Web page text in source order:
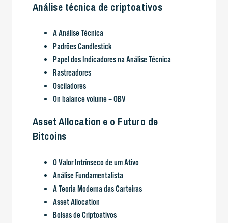
Análise técnica de criptoativos
A Análise Técnica
Padrões Candlestick
Papel dos Indicadores na Análise Técnica
Rastreadores
Osciladores
On balance volume – OBV
Asset Allocation e o Futuro de
Bitcoins
O Valor Intrínseco de um Ativo
Análise Fundamentalista
A Teoria Moderna das Carteiras
Asset Allocation
Bolsas de Criptoativos